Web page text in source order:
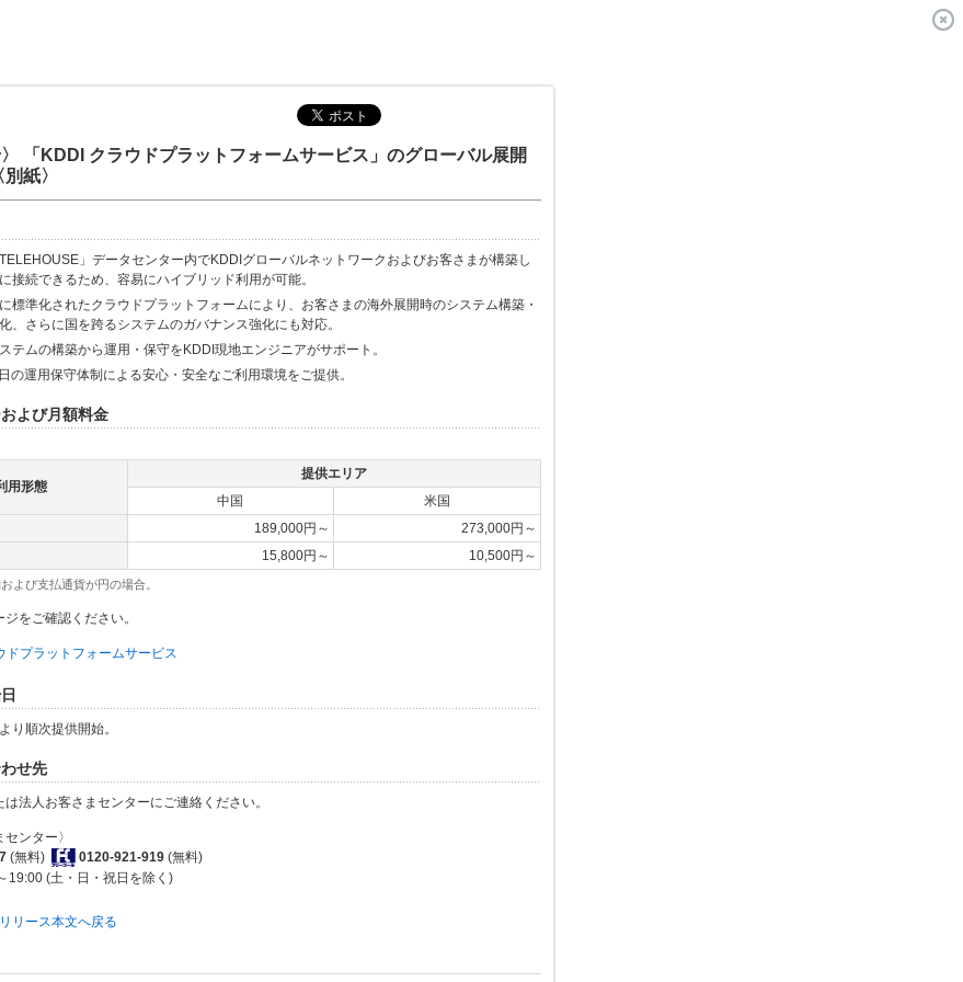
〉 「KDDI クラウドプラットフォームサービス」のグローバル展開
紙〉
」データセンター内でKDDIグローバルネットワークおよびお客さまが構築し
接続できるため、容易にハイブリッド利用が可能。
標準化されたクラウドプラットフォームにより、お客さまの海外展開時のシステム構築・
、さらに国を跨るシステムのガバナンス強化にも対応。
テムの構築から運用・保守をKDDI現地エンジニアがサポート。
の運用保守体制による安心・安全なご利用環境をご提供。
よび月額料金
用形態
提供エリア
中国
米国
189,000円～
273,000円～
15,800円～ 10,500円～
よび支払通貨が円の場合。
をご確認ください。
ドプラットフォームサービス
り順次提供開始。
せ先
法人お客さまセンターにご連絡ください。
センター〉
(無料) 0120-921-919(無料)
19:00 (土・日・祝日を除く)
リース本文へ戻る